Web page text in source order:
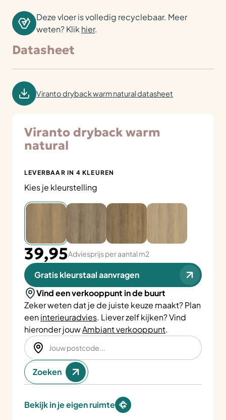
Deze vloer is volledig recyclebaar. Meer
weten? Klik hier.
Datasheet
Viranto dryback warm natural datasheet
Viranto dryback warm
natural
LEVERBAAR IN 4 KLEUREN
Kies je kleurstelling
39,95Adviesprijs per aantal m2
Gratis kleurstaal aanvragen
Vind een verkooppunt in de buurt
Zeker weten dat je de juiste keuze maakt? Plan
eeninterieuradvies. Liever zelf kijken? Vind
hieronder jouwAmbiant verkooppunt.
Zoeken
Bekijk in je eigen ruimte